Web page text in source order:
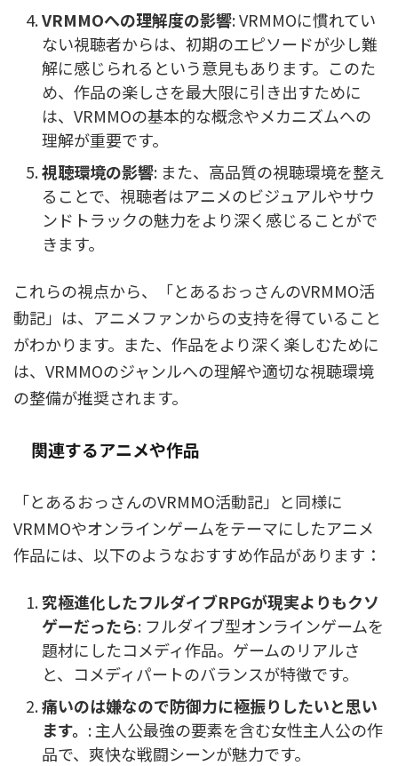
VRMMOへの理解度の影響: VRMMOに慣れてい
ない視聴者からは、初期のエピソードが少し難
解に感じられるという意見もあります。このた
め、作品の楽しさを最大限に引き出すために
は、VRMMOの基本的な概念やメカニズムへの
理解が重要です。
視聴環境の影響: また、高品質の視聴環境を整え
ることで、視聴者はアニメのビジュアルやサウ
ンドトラックの魅力をより深く感じることがで
きます。
これらの視点から、「とあるおっさんのVRMMO活
動記」は、アニメファンからの支持を得ていること
がわかります。また、作品をより深く楽しむために
は、VRMMOのジャンルへの理解や適切な視聴環境
の整備が推奨されます。
関連するアニメや作品
「とあるおっさんのVRMMO活動記」と同様に
VRMMOやオンラインゲームをテーマにしたアニメ
作品には、以下のようなおすすめ作品があります：
究極進化したフルダイブRPGが現実よりもクソ
ゲーだったら: フルダイブ型オンラインゲームを
題材にしたコメディ作品。ゲームのリアルさ
と、コメディパートのバランスが特徴です。
痛いのは嫌なので防御力に極振りしたいと思い
ます。 : 主人公最強の要素を含む女性主人公の作
品で、爽快な戦闘シーンが魅力です。